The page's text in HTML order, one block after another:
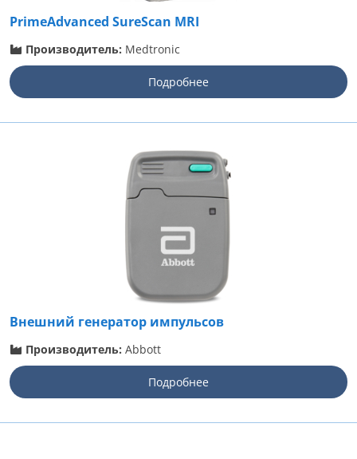
PrimeAdvanced SureScan MRI
Производитель: Medtronic
Подробнее
Внешний генератор импульсов
Производитель: Abbott
Подробнее